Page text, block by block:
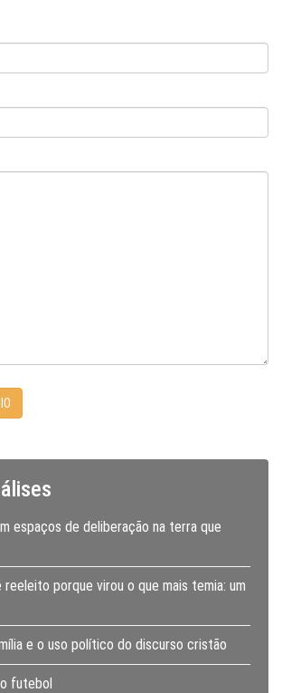
espaços de deliberação na terra que
reeleito porque virou o que mais temia: um
e o uso político do discurso cristão
futebol